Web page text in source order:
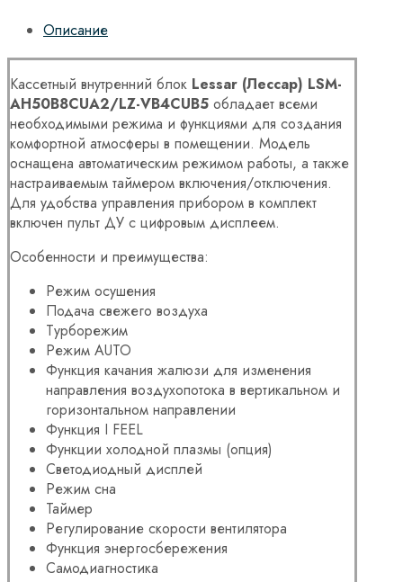
Описание
Кассетный внутренний блок Lessar (Лессар) LSM-
AH50B8CUA2/LZ-VB4CUB5 обладает всеми
необходимыми режима и функциями для создания
комфортной атмосферы в помещении. Модель
оснащена автоматическим режимом работы, а также
настраиваемым таймером включения/отключения.
Для удобства управления прибором в комплект
включен пульт ДУ с цифровым дисплеем.
Особенности и преимущества:
Режим осушения
Подача свежего воздуха
Турборежим
Режим AUTO
Функция качания жалюзи для изменения
направления воздухопотока в вертикальном и
горизонтальном направлении
Функция I FEEL
Функции холодной плазмы (опция)
Светодиодный дисплей
Режим сна
Таймер
Регулирование скорости вентилятора
Функция энергосбережения
Самодиагностика